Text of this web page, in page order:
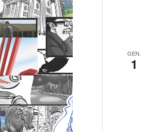
GEN.
1